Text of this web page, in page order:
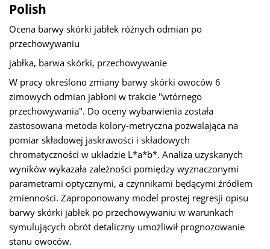
Polish
Ocena barwy skórki jabłek różnych odmian po
przechowywaniu
jabłka, barwa skórki, przechowywanie
W pracy określono zmiany barwy skórki owoców 6
zimowych odmian jabłoni w trakcie "wtórnego
przechowywania". Do oceny wybarwienia została
zastosowana metoda kolory-metryczna pozwalająca na
pomiar składowej jaskrawości i składowych
chromatyczności w układzie L*a*b*. Analiza uzyskanych
wyników wykazała zależności pomiędzy wyznaczonymi
parametrami optycznymi, a czynnikami będącymi źródłem
zmienności. Zaproponowany model prostej regresji opisu
barwy skórki jabłek po przechowywaniu w warunkach
symulujących obrót detaliczny umożliwił prognozowanie
stanu owoców.